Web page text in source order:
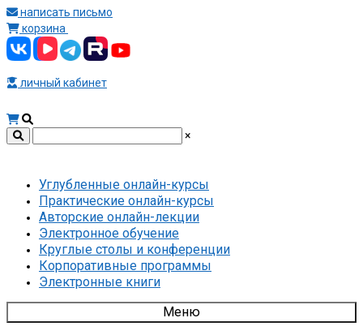
написать письмо
корзина
личный кабинет
×
Углубленные онлайн-курсы
Практические онлайн-курсы
Авторские онлайн-лекции
Электронное обучение
Круглые столы и конференции
Корпоративные программы
Электронные книги
Меню